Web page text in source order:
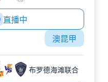
直播中
澳昆甲
布罗德海滩联合